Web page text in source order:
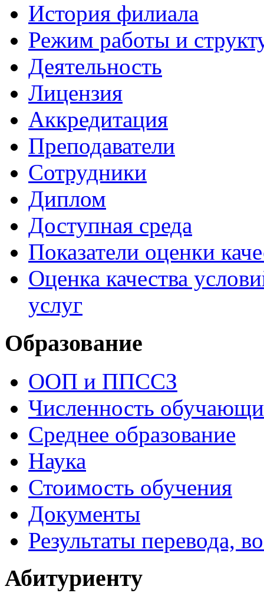
История филиала
Режим работы и
Деятельность
Лицензия
Аккредитация
Преподаватели
Сотрудники
Диплом
Доступная среда
Показатели оценки
Оценка качества
услуг
Образование
ООП и ППССЗ
Численность
Среднее образование
Наука
Стоимость обучения
Документы
Результаты перевода,
Абитуриенту